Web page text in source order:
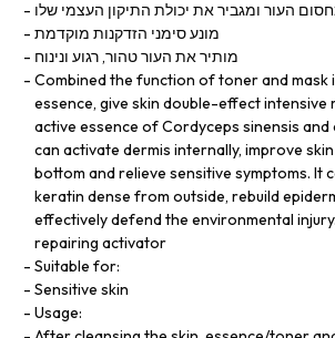
העור ומגביר את יכולת התיקון העצמי שלו
מונע סימני הזדקנות מוקדמת
מותיר את העור טהור, רגוע ונינוח
Combined the function of toner and
essence, give skin double-effect intensive
active essence of Cordyceps sinensis and
can activate dermis internally, improve
bottom and relieve sensitive symptoms. It
keratin dense from outside, rebuild
effectively defend the environmental
repairing activator
Suitable for:
Sensitive skin
Usage: